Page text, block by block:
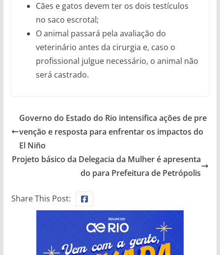
Cães e gatos devem ter os dois testículos
no saco escrotal;
O animal passará pela avaliação do
veterinário antes da cirurgia e, caso o
profissional julgue necessário, o animal não
será castrado.
Governo do Estado do Rio intensifica ações de pre
venção e resposta para enfrentar os impactos do
El Niño
Projeto básico da Delegacia da Mulher é apresenta
do para Prefeitura de Petrópolis
Share This Post: